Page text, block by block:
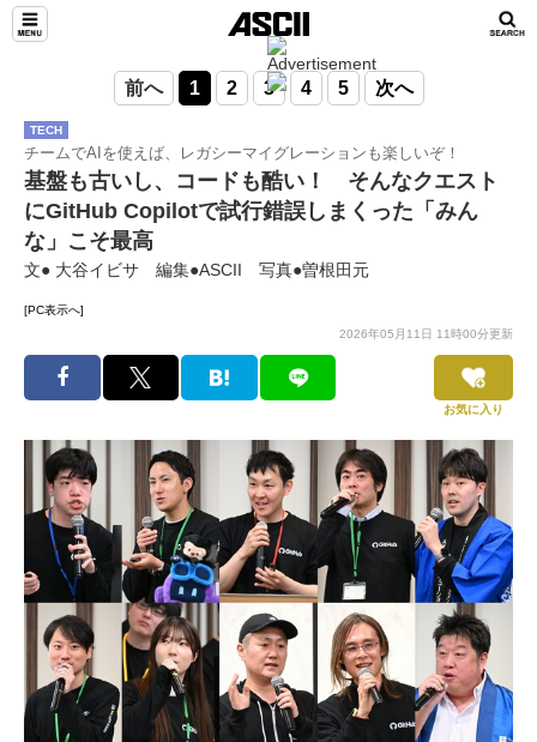
前へ 1 2 3 4 5 次へ
TECH
チームでAIを使えば、レガシーマイグレーションも楽しいぞ！
基盤も古いし、コードも酷い！ そんなクエスト
にGitHub Copilotで試行錯誤しまくった「みん
な」こそ最高
文● 大谷イビサ 編集●ASCII 写真●曽根田元
[PC表示へ]
2026年05月11日 11時00分更新
お気に入り